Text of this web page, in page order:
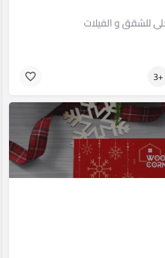
للشقق و الفيلات
+3